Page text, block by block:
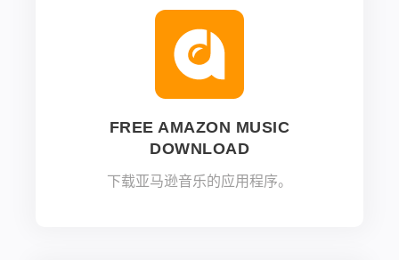
FREE AMAZON MUSIC
DOWNLOAD
下载亚马逊音乐的应用程序。